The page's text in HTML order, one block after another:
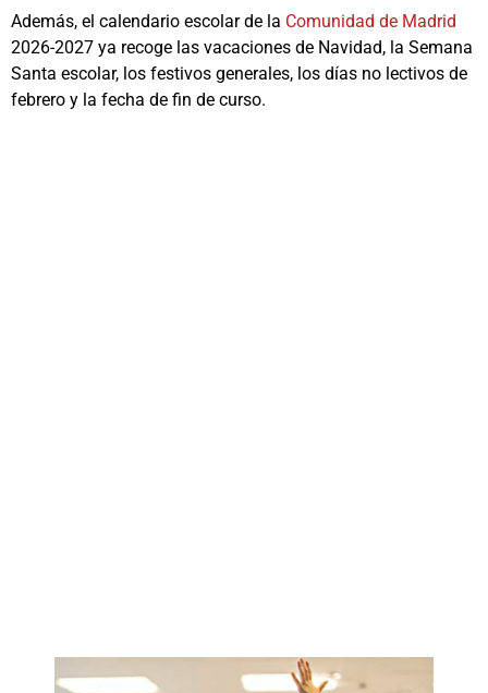
Además, el calendario escolar de la Comunidad de Madrid
2026-2027 ya recoge las vacaciones de Navidad, la Semana
Santa escolar, los festivos generales, los días no lectivos de
febrero y la fecha de fin de curso.